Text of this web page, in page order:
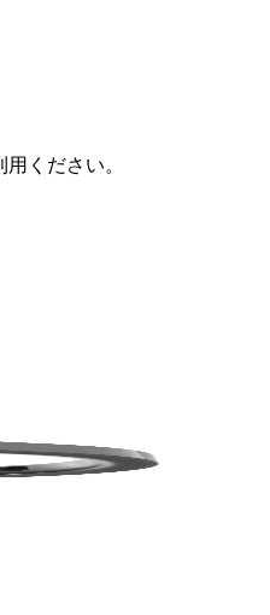
ください。